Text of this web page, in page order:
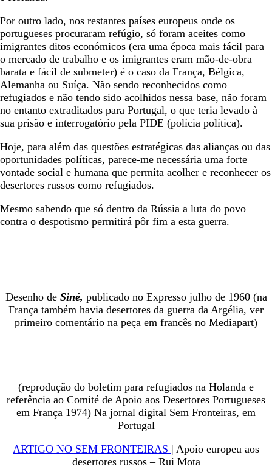
Por outro lado, nos restantes países europeus onde os
portugueses procuraram refúgio, só foram aceites como
imigrantes ditos económicos (era uma época mais fácil para
o mercado de trabalho e os imigrantes eram mão-de-obra
barata e fácil de submeter) é o caso da França, Bélgica,
Alemanha ou Suíça. Não sendo reconhecidos como
refugiados e não tendo sido acolhidos nessa base, não foram
no entanto extraditados para Portugal, o que teria levado à
sua prisão e interrogatório pela PIDE (polícia política).
Hoje, para além das questões estratégicas das alianças ou das
oportunidades políticas, parece-me necessária uma forte
vontade social e humana que permita acolher e reconhecer os
desertores russos como refugiados.
Mesmo sabendo que só dentro da Rússia a luta do povo
contra o despotismo permitirá pôr fim a esta guerra.
Desenho de Siné, publicado no Expresso julho de 1960 (na
França também havia desertores da guerra da Argélia, ver
primeiro comentário na peça em francês no Mediapart)
(reprodução do boletim para refugiados na Holanda e
referência ao Comité de Apoio aos Desertores Portugueses
em França 1974) Na jornal digital Sem Fronteiras, em
Portugal
ARTIGO NO SEM FRONTEIRAS | Apoio europeu aos
desertores russos – Rui Mota